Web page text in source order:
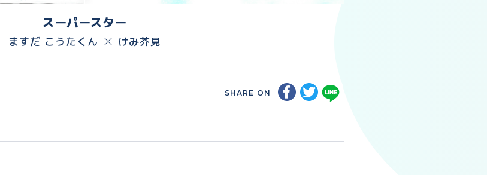
スーパースター
ますだ こうたくん けみ芥見
SHARE ON